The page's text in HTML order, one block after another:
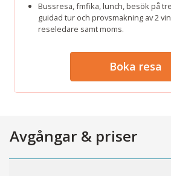
Bussresa, fmfika, lunch, besök på
guidad tur och provsmakning av 2
reseledare samt moms.
Boka resa
Avgångar & priser